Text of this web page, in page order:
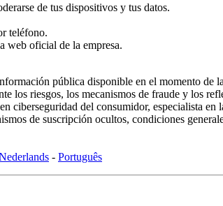
de tus dispositivos y tus datos.
teléfono.
web oficial de la empresa.
pública disponible en el momento
riesgos, los mecanismos de fraude y los
ciberseguridad del consumidor, especialista
de suscripción ocultos, condiciones
- Português